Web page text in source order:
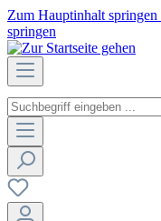
Zum Hauptinhalt springen
springen